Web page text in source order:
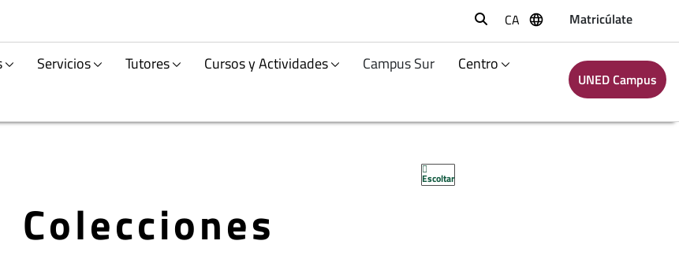
Buscar
CA Matricúlate
Servicios Tutores Cursos y Actividades Campus Sur
Centro
UNED Campus
Escoltar
Colecciones